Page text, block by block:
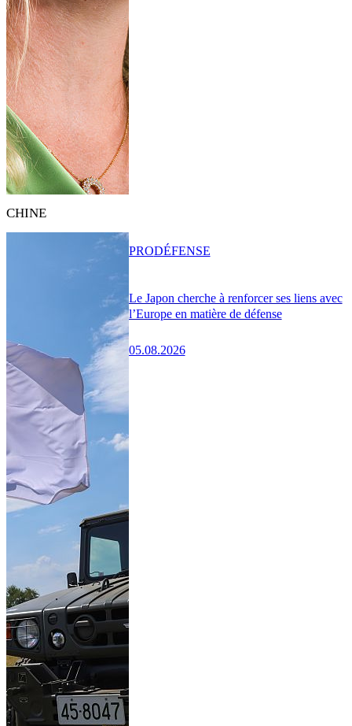
CHINE
Le Japon cherche à renforcer ses liens avec
l’Europe en matière de défense
05.08.2026
PRODÉFENSE